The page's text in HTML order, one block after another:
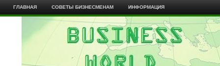
ГЛАВНАЯ СОВЕТЫ БИЗНЕСМЕНАМ ИНФОРМАЦИЯ